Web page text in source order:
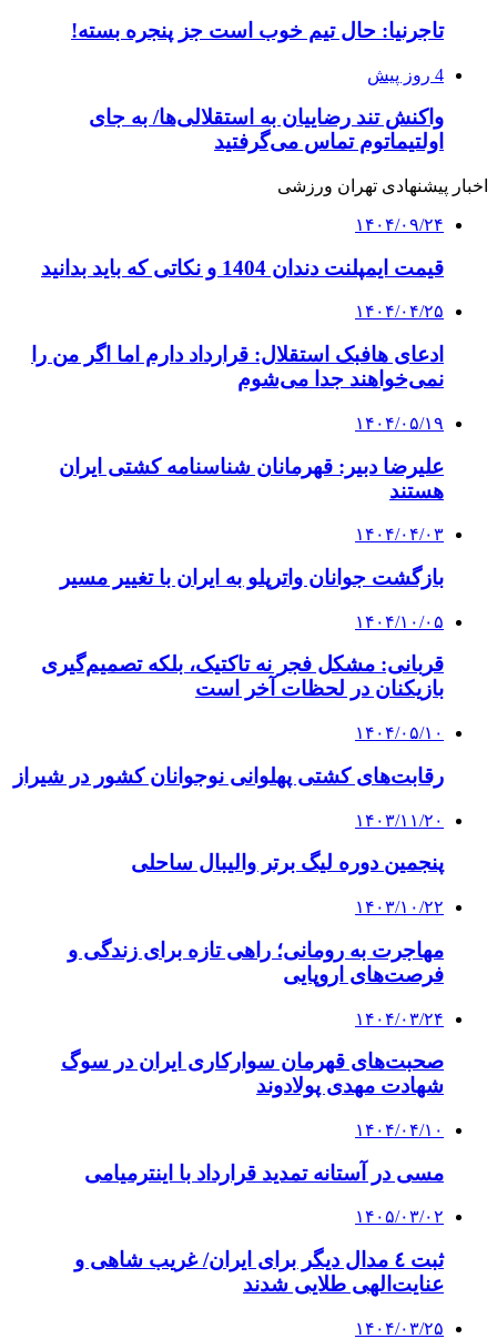
تاجرنیا: حال تیم خوب است جز پنجره بسته!
4 روز پیش
واکنش تند رضاییان به استقلالی‌ها/ به جای
اولتیماتوم تماس می‌گرفتید
اخبار پیشنهادی تهران ورزشی
۱۴۰۴/۰۹/۲۴
قیمت ایمپلنت دندان 1404 و نکاتی که باید بدانید
۱۴۰۴/۰۴/۲۵
ادعای هافبک استقلال: قرارداد دارم اما اگر من را
نمی‌خواهند جدا می‌شوم
۱۴۰۴/۰۵/۱۹
علیرضا دبیر: قهرمانان شناسنامه کشتی ایران
هستند
۱۴۰۴/۰۴/۰۳
بازگشت جوانان واترپلو به ایران با تغییر مسیر
۱۴۰۴/۱۰/۰۵
قربانی: مشکل فجر نه تاکتیک، بلکه تصمیم‌گیری
بازیکنان در لحظات آخر است
۱۴۰۴/۰۵/۱۰
رقابت‌های کشتی پهلوانی نوجوانان کشور در شیراز
۱۴۰۳/۱۱/۲۰
پنجمین دوره لیگ برتر والیبال ساحلی
۱۴۰۳/۱۰/۲۲
مهاجرت به رومانی؛ راهی تازه برای زندگی و
فرصت‌های اروپایی
۱۴۰۴/۰۳/۲۴
صحبت‌های قهرمان سوارکاری ایران در سوگ
شهادت مهدی پولادوند
۱۴۰۴/۰۴/۱۰
مسی در آستانه تمدید قرارداد با اینترمیامی
۱۴۰۵/۰۳/۰۲
ثبت ٤ مدال دیگر برای ایران/ غریب شاهی و
عنایت‌الهی طلایی شدند
۱۴۰۴/۰۳/۲۵